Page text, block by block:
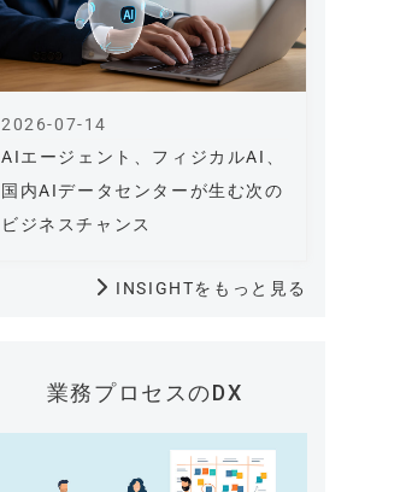
AIエージェント、フィジカルAI、
国内AIデータセンターが生む次の
ビジネスチャンス
2026-07-14
INSIGHTをもっと見る
業務プロセスのDX